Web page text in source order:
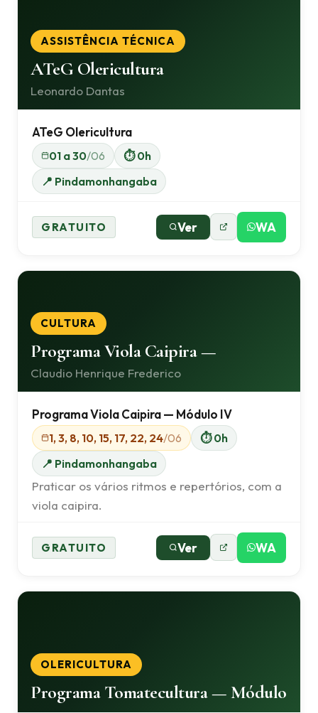
ASSISTÊNCIA TÉCNICA
ATeG Olericultura
Leonardo Dantas
ATeG Olericultura
01 a 30/06
⏱ 0h
📍 Pindamonhangaba
GRATUITO Ver WA
CULTURA
Programa Viola Caipira —
Claudio Henrique Frederico
Programa Viola Caipira — Módulo IV
1, 3, 8, 10, 15, 17, 22, 24/06
⏱ 0h
📍 Pindamonhangaba
Praticar os vários ritmos e repertórios, com a
viola caipira.
GRATUITO Ver WA
OLERICULTURA
Programa Tomatecultura — Módulo